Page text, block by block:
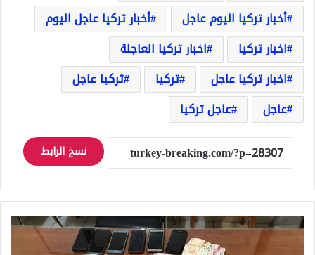
أخبار تركيا اليوم عاجل
أخبار تركيا عاجل اليوم
اخبار تركيا
اخبار تركيا العاجلة
اخبار تركيا عاجل
تركيا
تركيا عاجل
عاجل
عاجل تركيا
نسخ الرابط
القبض
على